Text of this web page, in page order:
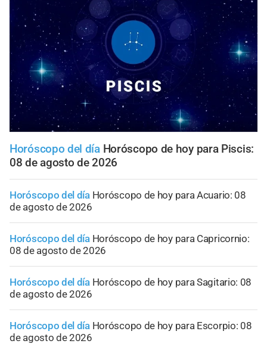
Horóscopo del día Horóscopo de hoy para Piscis:
08 de agosto de 2026
Horóscopo del día Horóscopo de hoy para Acuario: 08
de agosto de 2026
Horóscopo del día Horóscopo de hoy para Capricornio:
08 de agosto de 2026
Horóscopo del día Horóscopo de hoy para Sagitario: 08
de agosto de 2026
Horóscopo del día Horóscopo de hoy para Escorpio: 08
de agosto de 2026